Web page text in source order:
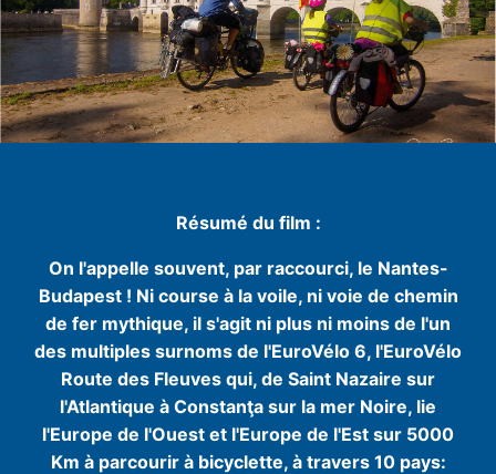
Résumé du film :
On l'appelle souvent, par raccourci, le Nantes-
Budapest ! Ni course à la voile, ni voie de chemin
de fer mythique, il s'agit ni plus ni moins de l'un
des multiples surnoms de l'EuroVélo 6, l'EuroVélo
Route des Fleuves qui, de Saint Nazaire sur
l'Atlantique à Constanţa sur la mer Noire, lie
l'Europe de l'Ouest et l'Europe de l'Est sur 5000
Km à parcourir à bicyclette, à travers 10 pays: